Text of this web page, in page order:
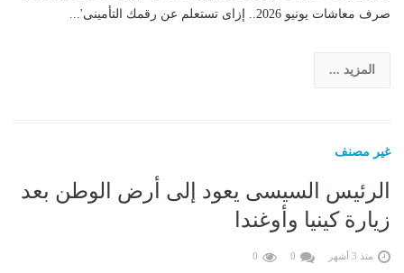
صرف معاشات يونيو 2026.. إزاى تستعلم عن رقمك التأمينى'...
المزيد ...
غير مصنف
الرئيس السيسى يعود إلى أرض الوطن بعد
زيارة كينيا وأوغندا
منذ 3 أشهر 0
0